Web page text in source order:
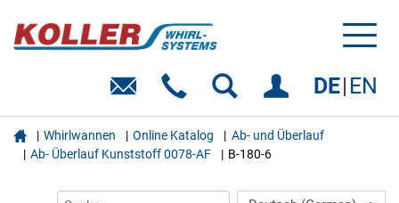
DE EN
 Whirlwannen Online Katalog
Ab- und Überlauf
Ab- Überlauf Kunststoff 0078-AF
B-180-6